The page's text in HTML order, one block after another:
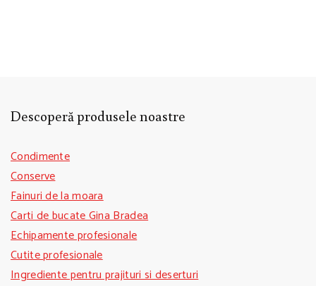
Descoperă produsele noastre
Condimente
Conserve
Fainuri de la moara
Carti de bucate Gina Bradea
Echipamente profesionale
Cutite profesionale
Ingrediente pentru prajituri si deserturi